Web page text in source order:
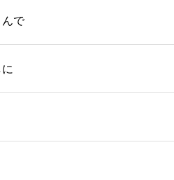
で